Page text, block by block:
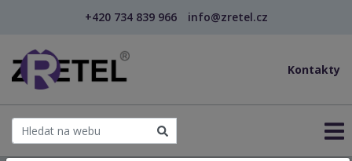
+420 734 839 966 info@zretel.cz
Kontakty